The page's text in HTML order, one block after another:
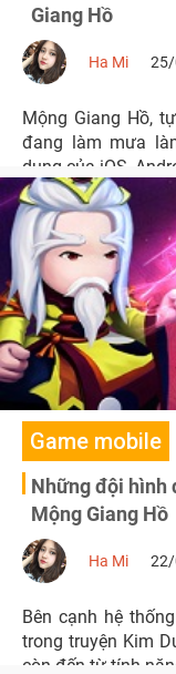
Giang Hồ
Ha Mi 25/
Mộng Giang Hồ,
đang làm mưa
dụng của iOS,
Game mobile
Những đội hình
Mộng Giang Hồ
Ha Mi 22/
Bên cạnh hệ
trong truyện Kim
còn đến từ tính